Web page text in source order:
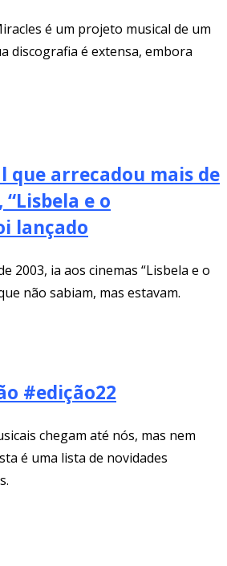
é um projeto musical de um
discografia é extensa, embora
que arrecadou mais de
“Lisbela e o
lançado
2003, ia aos cinemas “Lisbela e o
não sabiam, mas estavam.
#edição22
chegam até nós, mas nem
é uma lista de novidades